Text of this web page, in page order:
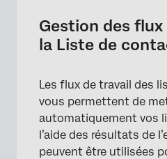
Gestion des
la Liste de
Les flux de travail des
vous permettent de
automatiquement vos
l’aide des résultats de
peuvent être utilisées